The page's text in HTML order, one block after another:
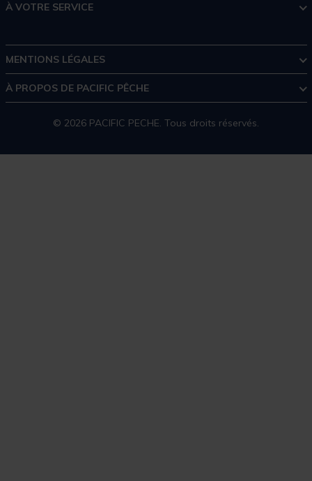
À VOTRE SERVICE
MENTIONS LÉGALES
À PROPOS DE PACIFIC PÊCHE
© 2026 PACIFIC PECHE. Tous droits réservés.